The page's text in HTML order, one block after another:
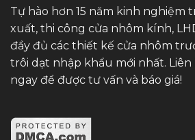
Tự hào hơn 15 năm kinh nghiệm
xuất, thi công cửa nhôm kính,
đầy đủ các thiết kế cửa nhôm
trôi dạt nhập khẩu mới nhất.
ngay để được tư vấn và báo giá!